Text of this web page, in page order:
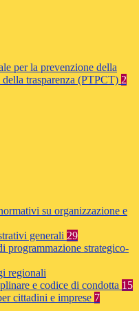
per la prevenzione della
trasparenza (PTPCT) 2
su organizzazione e
generali 29
programmazione strategico-
regionali
e codice di condotta 15
cittadini e imprese 7